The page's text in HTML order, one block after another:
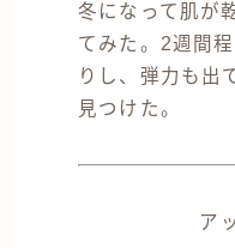
冬になって肌が
てみた。2週間
りし、弾力も出
見つけた。
ア